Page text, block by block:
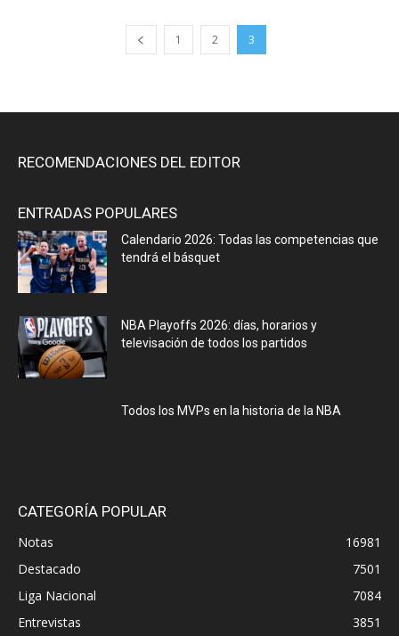
1 2 3
RECOMENDACIONES DEL EDITOR
ENTRADAS POPULARES
Calendario 2026: Todas las competencias que
tendrá el básquet
NBA Playoffs 2026: días, horarios y
televisación de todos los partidos
Todos los MVPs en la historia de la NBA
CATEGORÍA POPULAR
Notas
16981
Destacado
7501
Liga Nacional
7084
Entrevistas
3851